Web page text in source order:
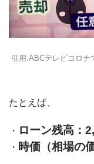
引用:ABCテレビコロナ
たとえば、
ローン残高：
時価（相場の